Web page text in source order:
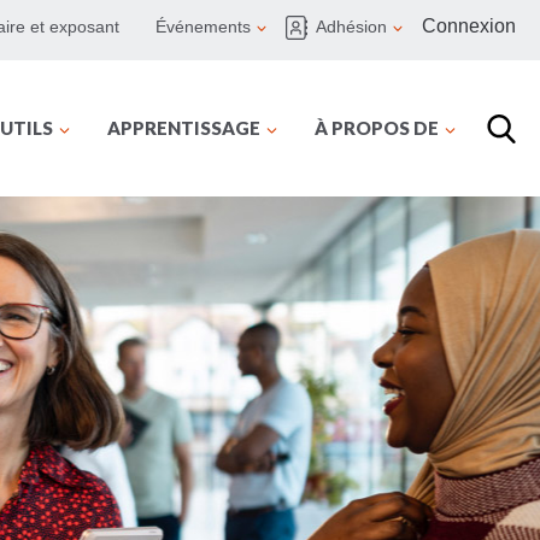
et exposant Événements Adhésion Connexion
APPRENTISSAGE À PROPOS DE